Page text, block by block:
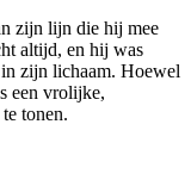
zijn lijn die hij mee
altijd, en hij was
zijn lichaam. Hoewel
een vrolijke,
tonen.